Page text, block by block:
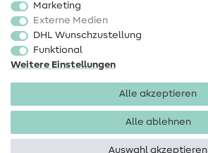
Schnittmuster
Marketing
Externe Medien
DHL Wunschzustellung
Funktional
Weitere Einstellungen
Alle akzeptieren
Alle ablehnen
Auswahl akzeptieren
Impressum Datenschutz
AGB